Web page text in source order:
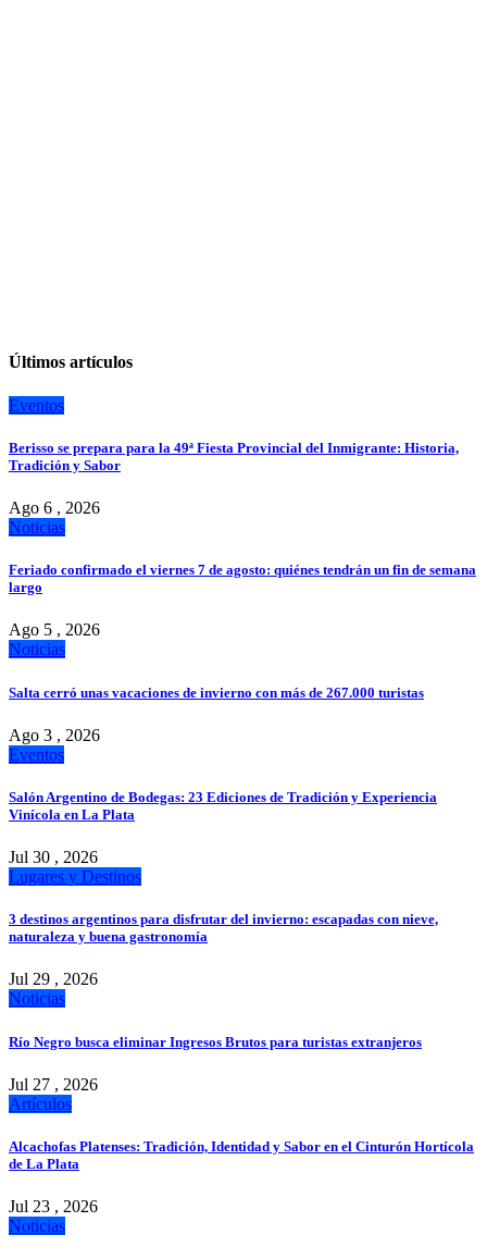
Últimos artículos
Eventos
Berisso se prepara para la 49ª Fiesta Provincial del Inmigrante: Historia,
Tradición y Sabor
Ago 6 , 2026
Noticias
Feriado confirmado el viernes 7 de agosto: quiénes tendrán un fin de semana
largo
Ago 5 , 2026
Noticias
Salta cerró unas vacaciones de invierno con más de 267.000 turistas
Ago 3 , 2026
Eventos
Salón Argentino de Bodegas: 23 Ediciones de Tradición y Experiencia
Vinícola en La Plata
Jul 30 , 2026
Lugares y Destinos
3 destinos argentinos para disfrutar del invierno: escapadas con nieve,
naturaleza y buena gastronomía
Jul 29 , 2026
Noticias
Río Negro busca eliminar Ingresos Brutos para turistas extranjeros
Jul 27 , 2026
Artículos
Alcachofas Platenses: Tradición, Identidad y Sabor en el Cinturón Hortícola
de La Plata
Jul 23 , 2026
Noticias